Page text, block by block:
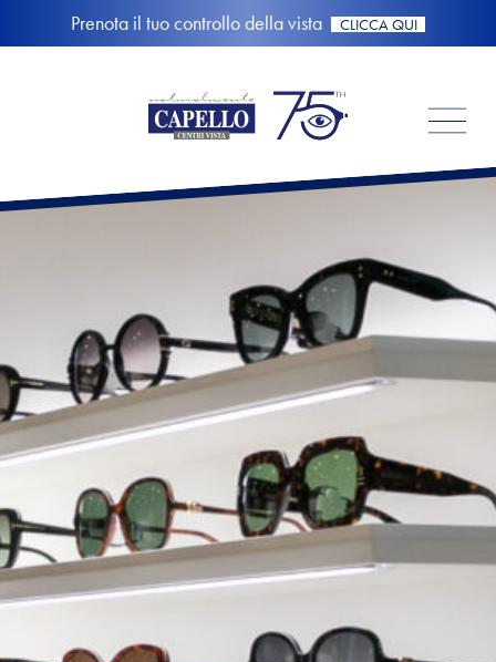
Prenota il tuo controllo della vista CLICCA QUI